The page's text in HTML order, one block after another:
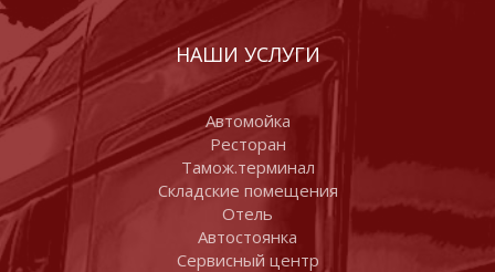
НАШИ УСЛУГИ
Автомойка
Ресторан
Тамож.терминал
Складские помещения
Отель
Автостоянка
Сервисный центр